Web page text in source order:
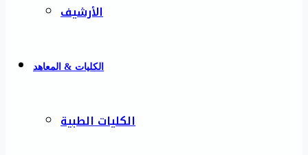
الأرشيف
الكليات & المعاهد
الكليات الطبية